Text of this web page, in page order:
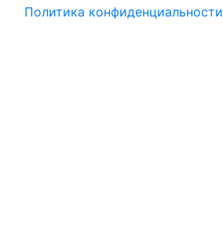
Политика конфиденциальности